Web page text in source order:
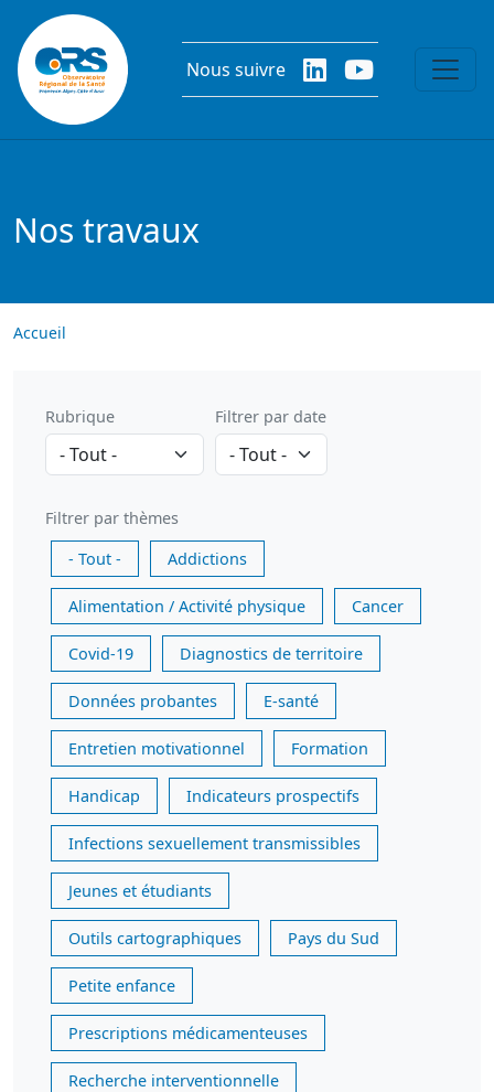
Aller au contenu principal
Nous suivre
Nos travaux
Accueil
Rubrique Filtrer par date
Filtrer par thèmes
- Tout -
Addictions
Alimentation / Activité physique Cancer
Covid-19 Diagnostics de territoire
Données probantes E-santé
Entretien motivationnel Formation
Handicap Indicateurs prospectifs
Infections sexuellement transmissibles
Jeunes et étudiants
Outils cartographiques Pays du Sud
Petite enfance
Prescriptions médicamenteuses
Recherche interventionnelle